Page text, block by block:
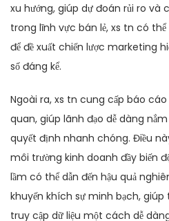
xu hướng, giúp dự đoán rủi ro và
trong lĩnh vực bán lẻ, xs tn có
để đề xuất chiến lược marketing
số đáng kể.
Ngoài ra, xs tn cung cấp báo
quan, giúp lãnh đạo dễ dàng
quyết định nhanh chóng. Điều
môi trường kinh doanh đầy biến
lầm có thể dẫn đến hậu quả
khuyến khích sự minh bạch,
truy cập dữ liệu một cách dễ